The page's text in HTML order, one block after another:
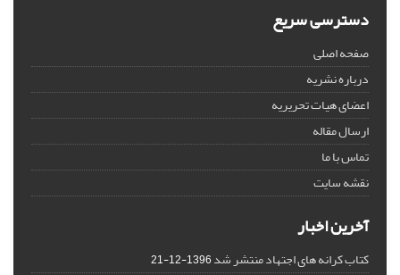
دسترسی سریع
صفحه اصلی
درباره نشریه
اعضای هیات تحریریه
ارسال مقاله
تماس با ما
نقشه سایت
آخرین اخبار
کتاب کرانه های اجتهاد منتشر شد1396-12-21